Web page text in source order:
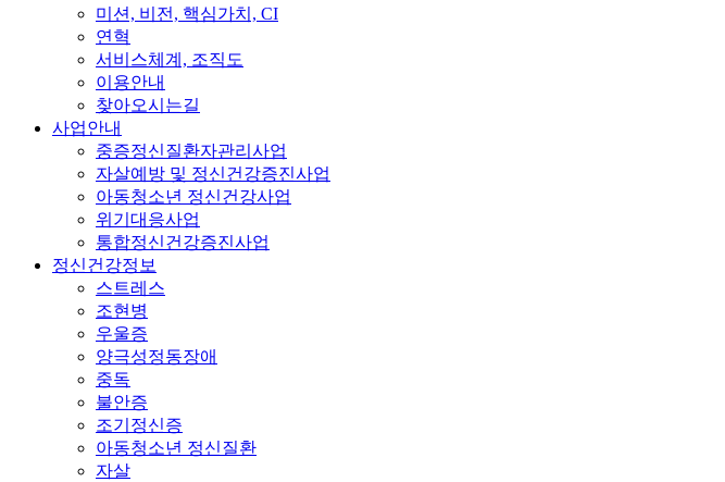
미션, 비전, 핵심가치, CI
연혁
서비스체계, 조직도
이용안내
찾아오시는길
사업안내
중증정신질환자관리사업
자살예방 및 정신건강증진사업
아동청소년 정신건강사업
위기대응사업
통합정신건강증진사업
정신건강정보
스트레스
조현병
우울증
양극성정동장애
중독
불안증
조기정신증
아동청소년 정신질환
자살